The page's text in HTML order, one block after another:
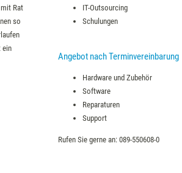
Rat
so
ein
IT-Outsourcing
Schulungen
Angebot nach Terminvereinbarung
Hardware und Zubehör
Software
Reparaturen
Support
Rufen Sie gerne an: 089-550608-0